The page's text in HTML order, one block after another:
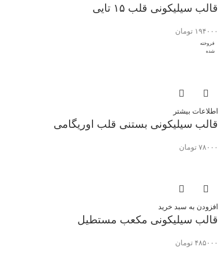
قالب سیلیکونی قلب ۱۵ تایی
۱۹۴۰۰۰ تومان
فروخته
شده
اطلاعات بیشتر
قالب سیلیکونی بستنی قلب اوریگامی
۷۸۰۰۰ تومان
افزودن به سبد خرید
قالب سیلیکونی مکعب مستطیل
۴۸۵۰۰۰ تومان